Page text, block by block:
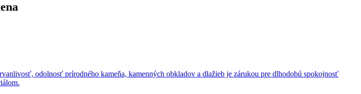
odolnosť prírodného kameňa, kamenných obkladov a dlažieb je zárukou pre dlhodobú spokojnosť